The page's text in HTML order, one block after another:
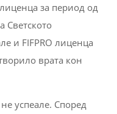
за период од
Светското
и FIFPRO лиценца
врата кон
успеале. Според